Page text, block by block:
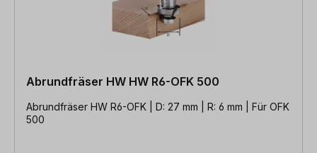
Abrundfräser HW HW R6-OFK 500
Abrundfräser HW R6-OFK | D: 27 mm | R: 6 mm | Für OFK
500